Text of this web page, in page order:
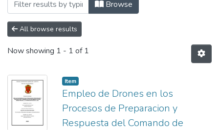
Browse
All browse results
Now showing 1 - 1 of 1
Item
Empleo de Drones en los
Procesos de Preparacion y
Respuesta del Comando de